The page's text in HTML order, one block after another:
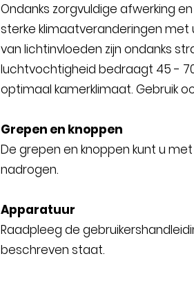
Ondanks zorgvuldige afwerking
sterke klimaatveranderingen met
van lichtinvloeden zijn ondanks
luchtvochtigheid bedraagt 45 -
optimaal kamerklimaat. Gebruik
Grepen en knoppen
De grepen en knoppen kunt u
nadrogen.
Apparatuur
Raadpleeg de
beschreven staat.